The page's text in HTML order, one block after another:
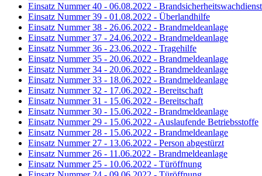
Einsatz Nummer 40 - 06.08.2022 - Brandsicherheitswachdienst
Einsatz Nummer 39 - 01.08.2022 - Überlandhilfe
Einsatz Nummer 38 - 26.06.2022 - Brandmeldeanlage
Einsatz Nummer 37 - 24.06.2022 - Brandmeldeanlage
Einsatz Nummer 36 - 23.06.2022 - Tragehilfe
Einsatz Nummer 35 - 20.06.2022 - Brandmeldeanlage
Einsatz Nummer 34 - 20.06.2022 - Brandmeldeanlage
Einsatz Nummer 33 - 18.06.2022 - Brandmeldeanlage
Einsatz Nummer 32 - 17.06.2022 - Bereitschaft
Einsatz Nummer 31 - 15.06.2022 - Bereitschaft
Einsatz Nummer 30 - 15.06.2022 - Brandmeldeanlage
Einsatz Nummer 29 - 15.06.2022 - Auslaufende Betriebsstoffe
Einsatz Nummer 28 - 15.06.2022 - Brandmeldeanlage
Einsatz Nummer 27 - 13.06.2022 - Person abgestürzt
Einsatz Nummer 26 - 11.06.2022 - Brandmeldeanlage
Einsatz Nummer 25 - 10.06.2022 - Türöffnung